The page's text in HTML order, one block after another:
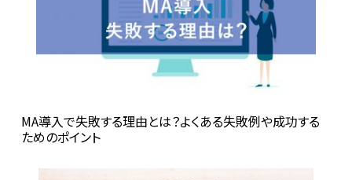
MA導入で失敗する理由とは？よくある失敗例や成功する
ためのポイント